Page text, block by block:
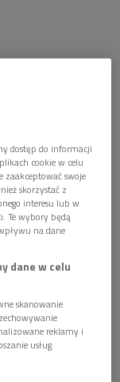
w którym
muzyka
dostęp do informacji
cookie w celu
swoje
skorzystać z
interesu lub w
Te wybory będą
na dane
dane w celu
skanowanie
reklamy i
usług.